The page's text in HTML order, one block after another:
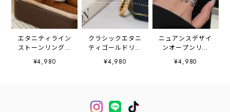
エタニティライン
ストーンリング
2litr06464
¥4,980
クラシックエタニ
ティゴールドリン
グ 2litr06465
¥4,980
ニュアンスデザイ
ンオープンリン
グ 2litr06595
¥4,980